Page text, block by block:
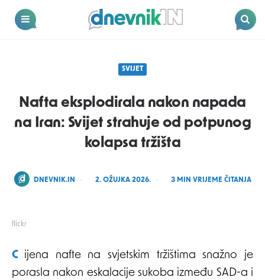
Dnevnik.in
flickr
SVIJET
Nafta eksplodirala nakon napada
na Iran: Svijet strahuje od potpunog
kolapsa tržišta
POSTED
DNEVNIK.IN 2. OŽUJKA 2026. 3MIN VRIJEME ČITANJA
Cijena nafte na svjetskim tržištima snažno je
porasla nakon eskalacije sukoba između SAD-a i